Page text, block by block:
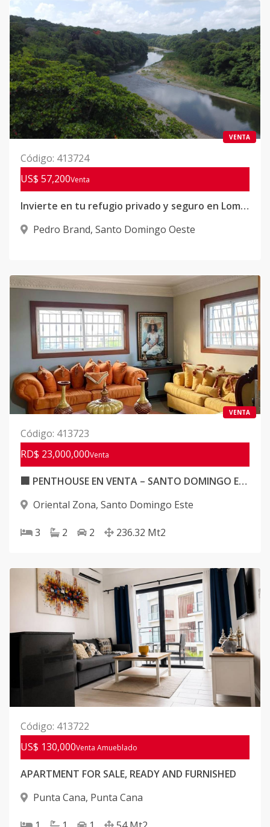
VENTA
Código: 413724
US$ 57,200Venta
Invierte en tu refugio privado y seguro en Lomas Linda, Pedro Brand
Pedro Brand, Santo Domingo Oeste
VENTA
Código: 413723
RD$ 23,000,000Venta
🏢 PENTHOUSE EN VENTA – SANTO DOMINGO ESTE
Oriental Zona, Santo Domingo Este
3 2 2 236.32 Mt2
Código: 413722
US$ 130,000Venta Amueblado
APARTMENT FOR SALE, READY AND FURNISHED
Punta Cana, Punta Cana